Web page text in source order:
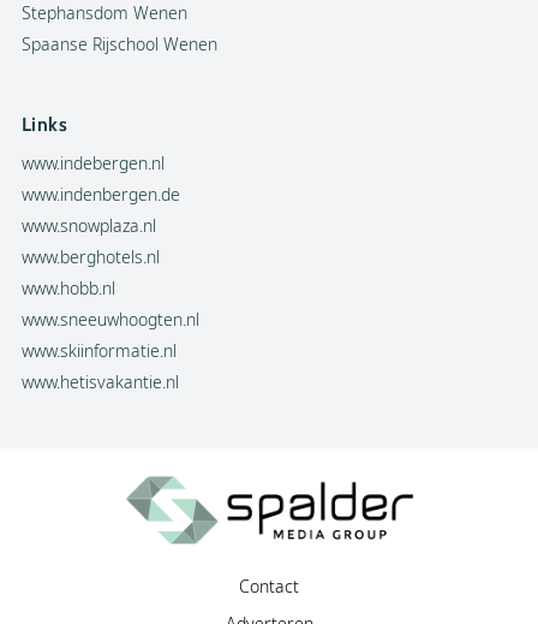
Stephansdom Wenen
Spaanse Rijschool Wenen
Links
www.indebergen.nl
www.indenbergen.de
www.snowplaza.nl
www.berghotels.nl
www.hobb.nl
www.sneeuwhoogten.nl
www.skiinformatie.nl
www.hetisvakantie.nl
Contact